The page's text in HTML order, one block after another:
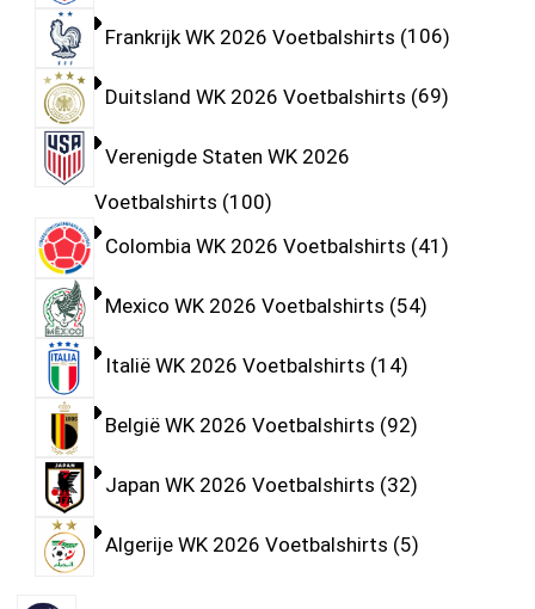
Frankrijk WK 2026 Voetbalshirts 106
Duitsland WK 2026 Voetbalshirts 69
Verenigde Staten WK 2026
Voetbalshirts 100
Colombia WK 2026 Voetbalshirts 41
Mexico WK 2026 Voetbalshirts 54
Italië WK 2026 Voetbalshirts 14
België WK 2026 Voetbalshirts 92
Japan WK 2026 Voetbalshirts 32
Algerije WK 2026 Voetbalshirts 5